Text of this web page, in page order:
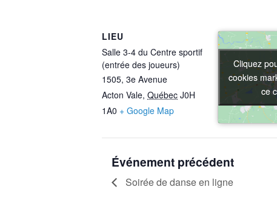
LIEU
Salle 3-4 du Centre sportif
(entrée des joueurs)
1505, 3e Avenue
Acton Vale, Québec J0H
1A0 + Google Map
Cliquez
cookies
ce
Cliquez
cookies
ce
Événement précédent
Soirée de danse en ligne